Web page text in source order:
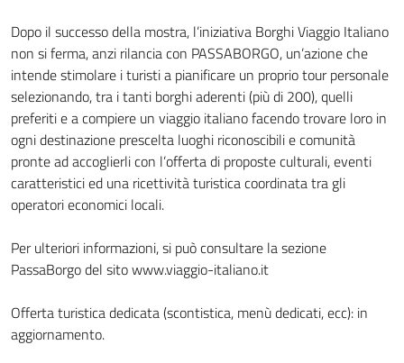
Dopo il successo della mostra, l’iniziativa Borghi Viaggio Italiano
non si ferma, anzi rilancia con PASSABORGO, un’azione che
intende stimolare i turisti a pianificare un proprio tour personale
selezionando, tra i tanti borghi aderenti (più di 200), quelli
preferiti e a compiere un viaggio italiano facendo trovare loro in
ogni destinazione prescelta luoghi riconoscibili e comunità
pronte ad accoglierli con l’offerta di proposte culturali, eventi
caratteristici ed una ricettività turistica coordinata tra gli
operatori economici locali.
Per ulteriori informazioni, si può consultare la sezione
PassaBorgo del sito www.viaggio-italiano.it
Offerta turistica dedicata (scontistica, menù dedicati, ecc): in
aggiornamento.